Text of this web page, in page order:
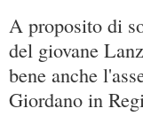
A proposito di
del giovane
bene anche
Giordano in